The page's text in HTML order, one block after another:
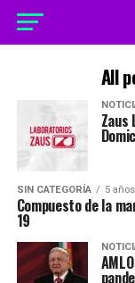
All
SIN CATEGORÍA 5
Compuesto de la
19